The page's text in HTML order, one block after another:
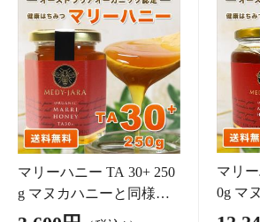
A 30+ 250g マヌカハニーと
同様の健康活性力 分析証明
書付 オーストラリア産 非
加熱 生はちみつ 蜂蜜
3,392円（税込*）
送料無
料
(10.0%)
auかんたん決済
A 30+ 250g ×2本
ヌカハニーと同
性力 分析証明書
トラリア産 非加
みつ
6,440円
（税込*）
送料無
料
644P
クレカ auかんたん